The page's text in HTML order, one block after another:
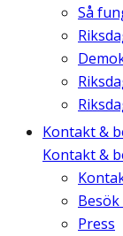
Så
Kontakt &
Kontakt &
Press